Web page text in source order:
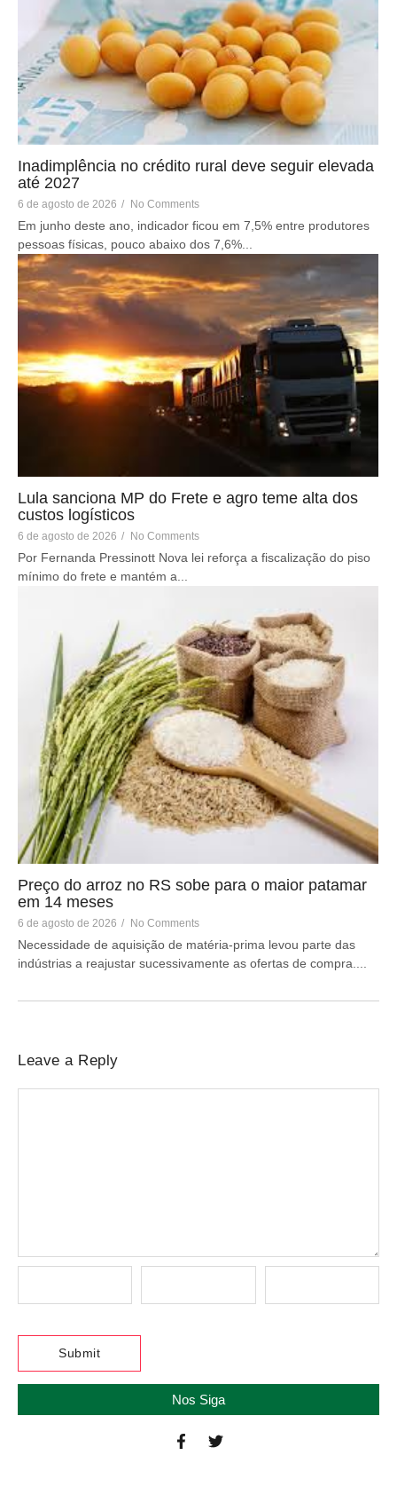
Inadimplência no crédito rural deve seguir elevada
até 2027
6 de agosto de 2026 / No Comments
Em junho deste ano, indicador ficou em 7,5% entre produtores
pessoas físicas, pouco abaixo dos 7,6%...
Lula sanciona MP do Frete e agro teme alta dos
custos logísticos
6 de agosto de 2026 / No Comments
Por Fernanda Pressinott Nova lei reforça a fiscalização do piso
mínimo do frete e mantém a...
Preço do arroz no RS sobe para o maior patamar
em 14 meses
6 de agosto de 2026 / No Comments
Necessidade de aquisição de matéria-prima levou parte das
indústrias a reajustar sucessivamente as ofertas de compra....
Leave a Reply
Nos Siga